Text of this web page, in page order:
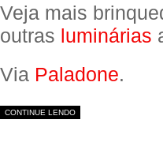
Veja mais
outras luminárias
Via Paladone.
CONTINUE LENDO